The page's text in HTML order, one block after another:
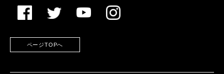
ページTOPへ